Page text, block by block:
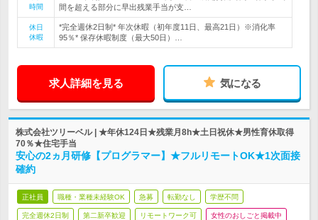
時間
間を超える部分に早出残業手当が支…
休日
休暇
*完全週休2日制* 年次休暇（初年度11日、最高21日）※消化率
95％* 保存休暇制度（最大50日）…
求人詳細を見る 気になる
株式会社ツリーベル | ★年休124日★残業月8h★土日祝休★男性育休取得
70％★住宅手当
安心の2ヵ月研修【プログラマー】★フルリモートOK★1次面接
確約
正社員 職種・業種未経験OK 急募 転勤なし 学歴不問
完全週休2日制 第二新卒歓迎 リモートワーク可 女性のおしごと掲載中